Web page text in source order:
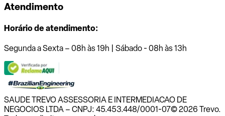
Atendimento
Horário de atendimento:
Segunda a Sexta – 08h às 19h | Sábado - 08h às 13h
SAUDE TREVO ASSESSORIA E INTERMEDIACAO DE
NEGOCIOS LTDA – CNPJ: 45.453.448/0001-07© 2026 Trevo.